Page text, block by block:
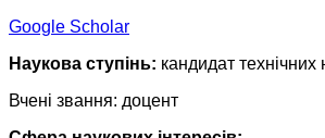
Google Scholar
Наукова ступінь: кандидат технічних
Вчені звання: доцент